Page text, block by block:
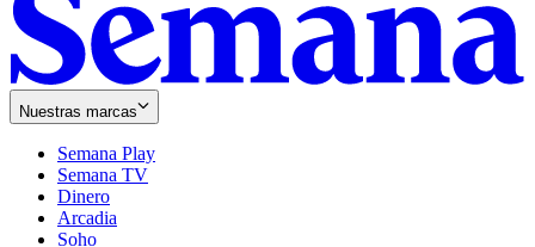
Nuestras marcas
Semana Play
Semana TV
Dinero
Arcadia
Soho